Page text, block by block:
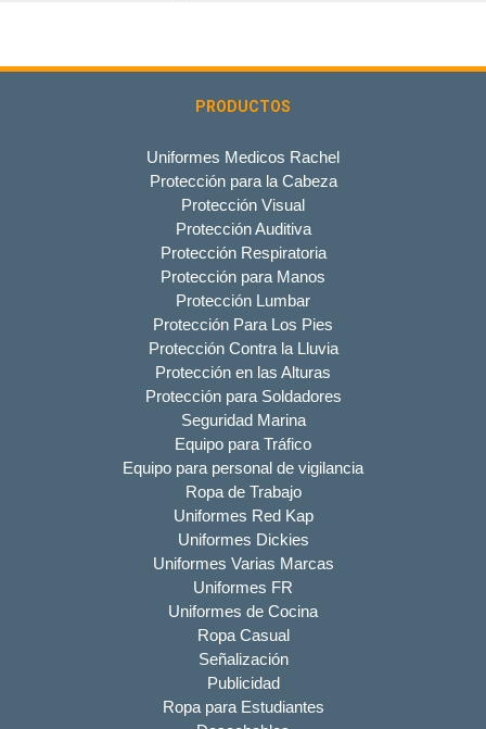
PRODUCTOS
Uniformes Medicos Rachel
Protección para la Cabeza
Protección Visual
Protección Auditiva
Protección Respiratoria
Protección para Manos
Protección Lumbar
Protección Para Los Pies
Protección Contra la Lluvia
Protección en las Alturas
Protección para Soldadores
Seguridad Marina
Equipo para Tráfico
Equipo para personal de vigilancia
Ropa de Trabajo
Uniformes Red Kap
Uniformes Dickies
Uniformes Varias Marcas
Uniformes FR
Uniformes de Cocina
Ropa Casual
Señalización
Publicidad
Ropa para Estudiantes